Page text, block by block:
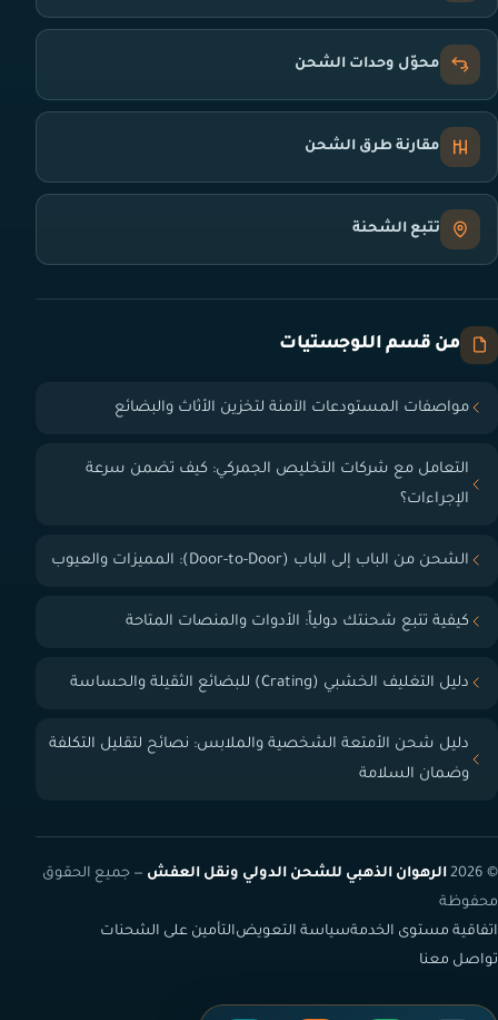
محوّل وحدات الشحن
مقارنة طرق الشحن
تتبع الشحنة
من قسم اللوجستيات
مواصفات المستودعات الآمنة لتخزين الأثاث والبضائع
التعامل مع شركات التخليص الجمركي: كيف تضمن سرعة
الإجراءات؟
الشحن من الباب إلى الباب (Door-to-Door): المميزات والعيوب
كيفية تتبع شحنتك دولياً: الأدوات والمنصات المتاحة
دليل التغليف الخشبي (Crating) للبضائع الثقيلة والحساسة
دليل شحن الأمتعة الشخصية والملابس: نصائح لتقليل التكلفة
وضمان السلامة
© 2026 الرهوان الذهبي للشحن الدولي ونقل العفش — جميع الحقوق
محفوظة
اتفاقية مستوى الخدمةسياسة التعويضالتأمين على الشحنات
تواصل معنا